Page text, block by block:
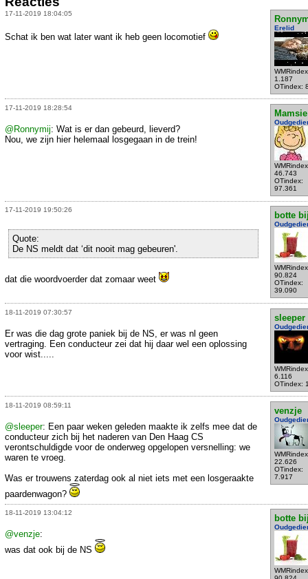
17-11-2019 18:04:05
Erelid
1.187
OTindex:
Schat ik ben wat later want ik heb geen locomotief
17-11-2019 18:28:54
Mamsie
46.743
OTindex:
97.361
@Ronnymij: Wat is er dan gebeurd, lieverd?
Nou, we zijn hier helemaal losgegaan in de trein!
17-11-2019 19:50:26
botte
90.824
OTindex:
39.090
Quote:
De NS meldt dat ‘dit nooit mag gebeuren'.
dat die woordvoerder dat zomaar weet
18-11-2019 07:30:57
sleeper
6.116
OTindex:
Er was die dag grote paniek bij de NS, er was nl geen
vertraging. Een conducteur zei dat hij daar wel een oplossing
voor wist.....
18-11-2019 08:59:11
venzje
22.626
OTindex:
7.917
@sleeper: Een paar weken geleden maakte ik zelfs mee dat de
conducteur zich bij het naderen van Den Haag CS
verontschuldigde voor de onderweg opgelopen versnelling: we
waren te vroeg.
Was er trouwens zaterdag ook al niet iets met een losgeraakte
paardenwagon?
18-11-2019 13:04:12
botte
@venzje:
was dat ook bij de NS